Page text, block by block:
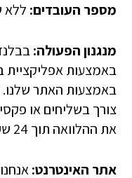
מספר העובדים: ללא
מנגנון הפעולה:
באמצעות אפליקציית
באמצעות האתר שלנו.
צורך בשליחים או
את ההלוואה תוך 24 שעות
אתר האינטרנט: